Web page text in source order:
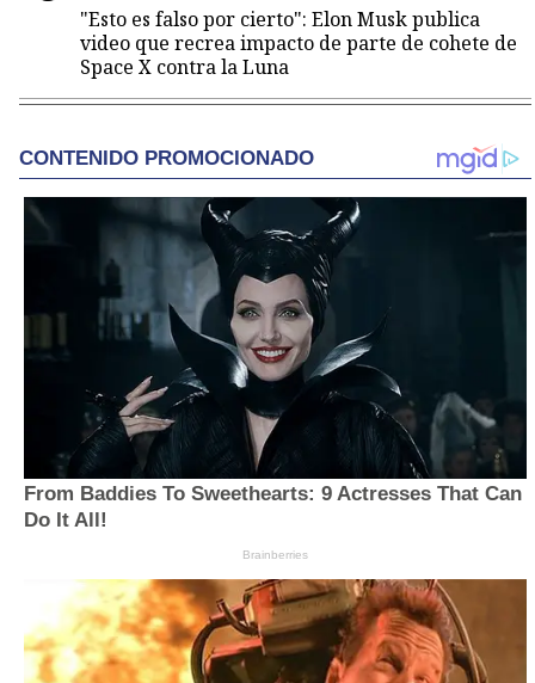
"Esto es falso por cierto": Elon Musk publica
video que recrea impacto de parte de cohete de
Space X contra la Luna